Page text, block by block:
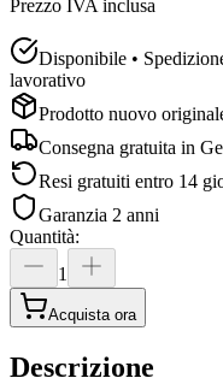
Prezzo IVA inclusa
Disponibile •
lavorativo
Prodotto nuovo
Consegna gratuita in
Resi gratuiti entro 14
Garanzia 2 anni
Quantità:
1
Acquista ora
Descrizione